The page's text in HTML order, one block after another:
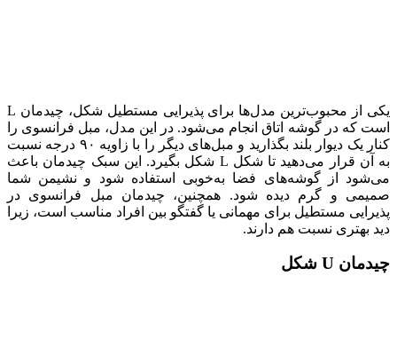
یکی از محبوب‌ترین مدل‌ها برای پذیرایی مستطیل شکل، چیدمان L
است که در گوشه اتاق انجام می‌شود. در این مدل، مبل فرانسوی را
کنار یک دیوار بلند بگذارید و مبل‌های دیگر را با زاویه ۹۰ درجه نسبت
به آن قرار می‌دهید تا شکل L شکل بگیرد. این سبک چیدمان باعث
می‌شود از گوشه‌های فضا به‌خوبی استفاده شود و نشیمن شما
صمیمی و گرم دیده شود. همچنین، چیدمان مبل فرانسوی در
پذیرایی مستطیل برای مهمانی یا گفتگو بین افراد مناسب است، زیرا
دید بهتری نسبت هم دارند.
چیدمان U شکل